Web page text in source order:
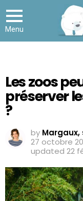
Menu
Les zoos
préserver
?
by
27 octobre
updated 22